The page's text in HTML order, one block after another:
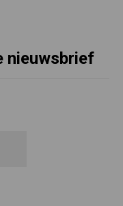
nieuwsbrief